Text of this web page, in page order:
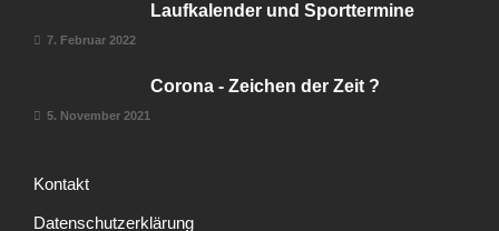
Laufkalender und Sporttermine
7. Februar 2022
Corona - Zeichen der Zeit ?
5. November 2021
Kontakt
Datenschutzerklärung